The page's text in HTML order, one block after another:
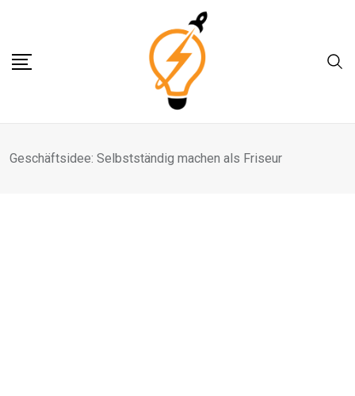
content
Geschäftsidee: Selbstständig machen als Friseur